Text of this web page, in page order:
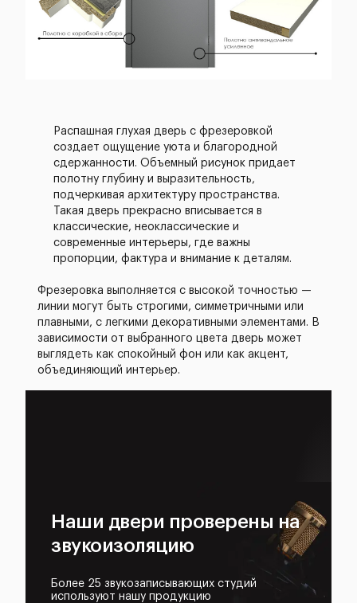
Распашная глухая дверь с фрезеровкой
создает ощущение уюта и благородной
сдержанности. Объемный рисунок придает
полотну глубину и выразительность,
подчеркивая архитектуру пространства.
Такая дверь прекрасно вписывается в
классические, неоклассические и
современные интерьеры, где важны
пропорции, фактура и внимание к деталям.
Фрезеровка выполняется с высокой точностью —
линии могут быть строгими, симметричными или
плавными, с легкими декоративными элементами. В
зависимости от выбранного цвета дверь может
выглядеть как спокойный фон или как акцент,
объединяющий интерьер.
Наши двери проверены на
звукоизоляцию
Более 25 звукозаписывающих студий
используют нашу продукцию